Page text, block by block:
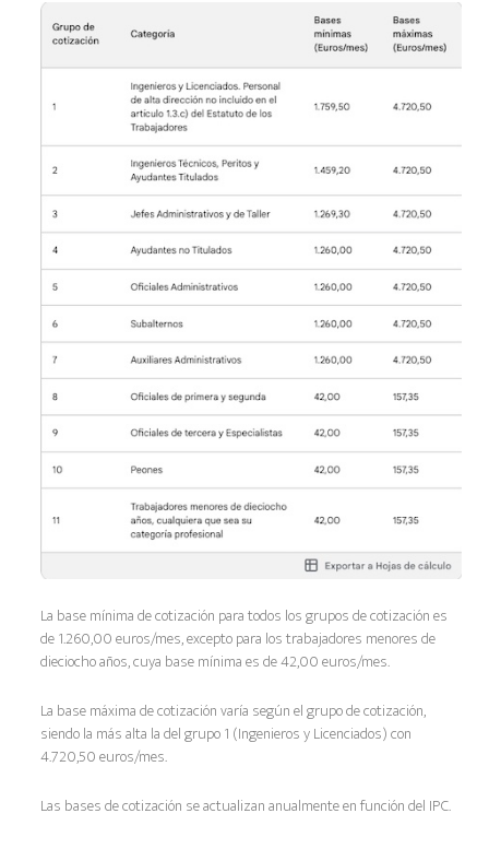
La base mínima de cotización para todos los grupos de cotización es
de 1.260,00 euros/mes, excepto para los trabajadores menores de
dieciocho años, cuya base mínima es de 42,00 euros/mes.
La base máxima de cotización varía según el grupo de cotización,
siendo la más alta la del grupo 1 (Ingenieros y Licenciados) con
4.720,50 euros/mes.
Las bases de cotización se actualizan anualmente en función del IPC.